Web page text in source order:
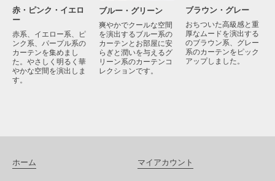
赤・ピンク・イエロ
ー
赤系、イエロー系、ピ
ンク系、パープル系の
カーテンを集めまし
た。やさしく明るく華
やかな空間を演出しま
す。
ブルー・グリーン
爽やかでクールな空間
を演出するブルー系の
カーテンとお部屋に安
らぎと潤いを与えるグ
リーン系のカーテンコ
レクションです。
ブラウン・グレー
おちついた高級感と重
厚なムードを演出する
のブラウン系、グレー
系のカーテンをピック
アップしました。
ホーム マイアカウント